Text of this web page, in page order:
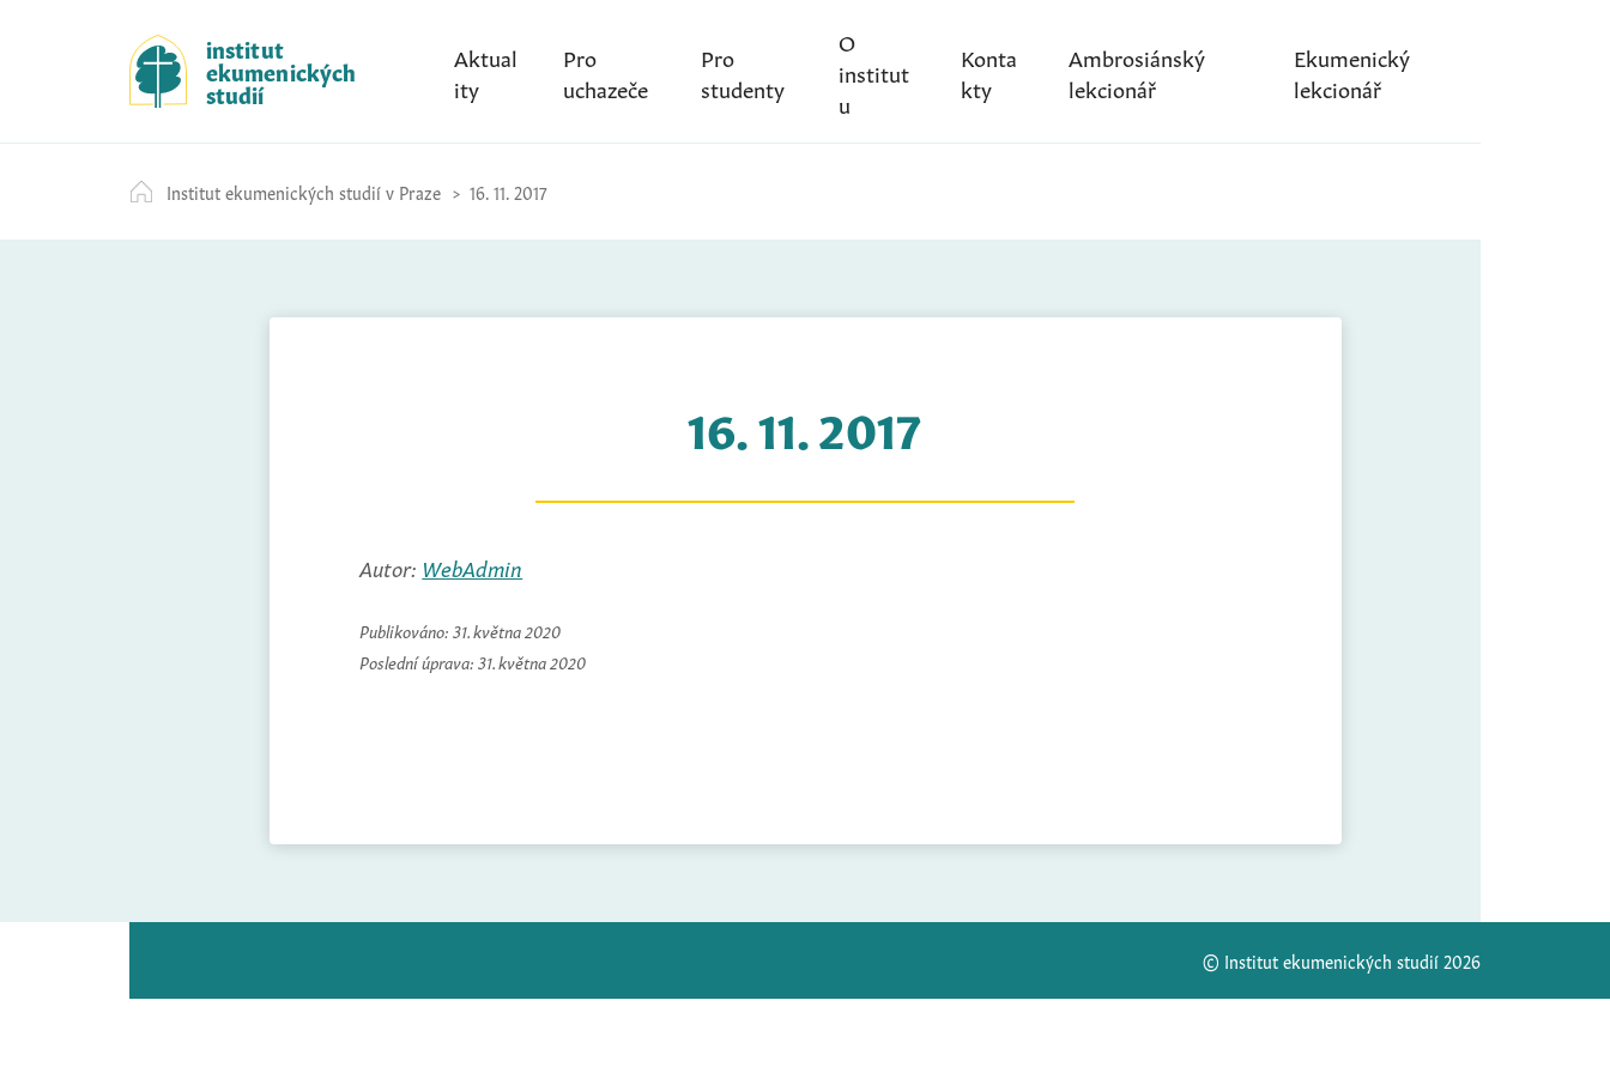
k
i
p
t
c
o
institut
ekumenických
studií
Aktual
ity
Pro
uchazeče
Pro
studenty
O
institut
u
Konta
kty
Ambrosiánský
lekcionář
Ekumenický
lekcionář
Institut ekumenických studií v Praze 16. 11. 2017
16. 11. 2017
Autor: WebAdmin
Publikováno: 31. května 2020
Poslední úprava: 31. května 2020
© Institut ekumenických studií 2026